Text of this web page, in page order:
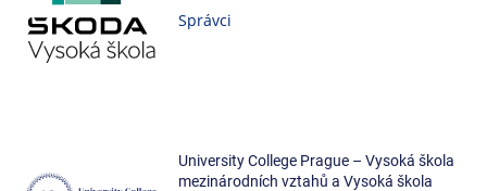
Správci
University College Prague – Vysoká škola
mezinárodních vztahů a Vysoká škola